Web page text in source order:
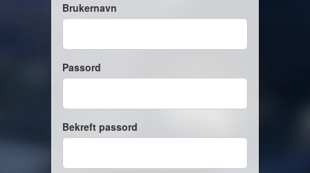
Brukernavn
Passord
Bekreft passord